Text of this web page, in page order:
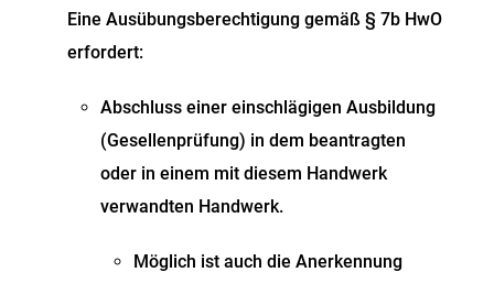
Eine Ausübungsberechtigung gemäß § 7b HwO
erfordert:
Abschluss einer einschlägigen Ausbildung
(Gesellenprüfung) in dem beantragten
oder in einem mit diesem Handwerk
verwandten Handwerk.
Möglich ist auch die Anerkennung